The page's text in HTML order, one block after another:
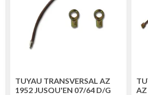
TUYAU TRANSVERSAL AZ
1952 JUSQU'EN 07/64 D/G
AZ